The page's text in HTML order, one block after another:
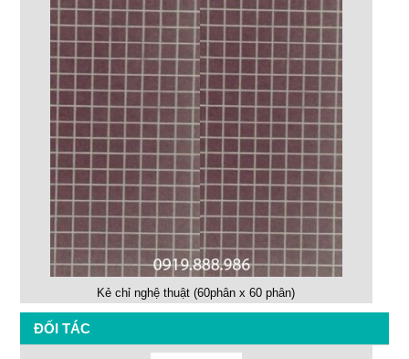
Kẻ chỉ nghệ thuật (60phân x 60 phân)
ĐỐI TÁC